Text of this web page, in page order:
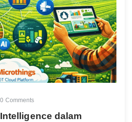
0 Comments
dalam